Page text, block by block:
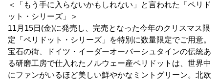
＜「もう手に入らないかもしれない」と言われた「ペリド
ット・シリーズ」＞
11月15日(金)に発売し、完売となった今年のクリスマス限
定「ペリドット・シリーズ」を特別に数量限定でご用意。
宝石の街、ドイツ・イーダーオーバーシュタインの伝統あ
る研磨工房で仕入れたノルウェー産ペリドットは、世界中
にファンがいるほど美しい鮮やかなミントグリーン。北欧